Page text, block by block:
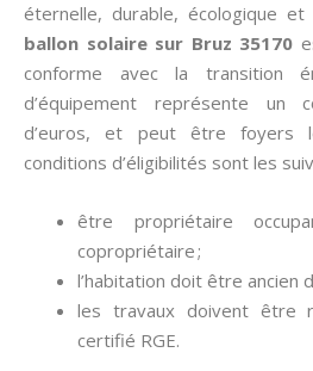
éternelle, durable, écologique
ballon solaire sur Bruz 35170
conforme avec la transition
d’équipement représente un
d’euros, et peut être foyers
conditions d’éligibilités sont les
être propriétaire
copropriétaire ;
l’habitation doit être ancien
les travaux doivent être
certifié RGE.